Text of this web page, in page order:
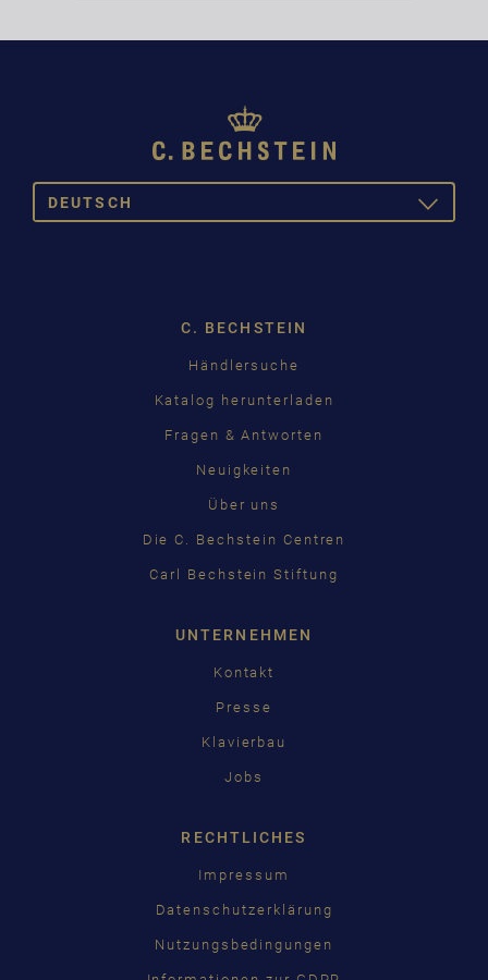
DEUTSCH
TOGGLE
C. BECHSTEIN
Händlersuche
Katalog herunterladen
Fragen & Antworten
Neuigkeiten
Über uns
Die C. Bechstein Centren
Carl Bechstein Stiftung
UNTERNEHMEN
Kontakt
Presse
Klavierbau
Jobs
RECHTLICHES
Impressum
Datenschutzerklärung
Nutzungsbedingungen